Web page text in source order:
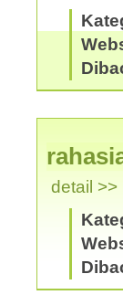
detail >>